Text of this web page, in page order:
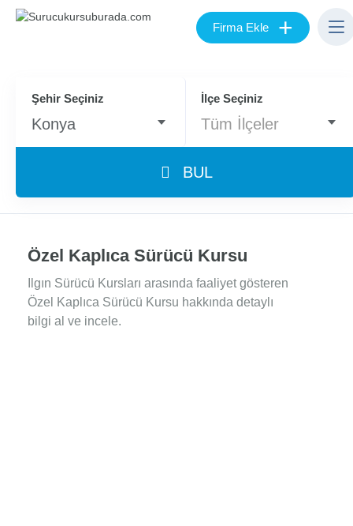
Firma Ekle +
Şehir Seçiniz
Konya
İlçe Seçiniz
Tüm İlçeler
BUL
Özel Kaplıca Sürücü Kursu
Ilgın Sürücü Kursları arasında faaliyet gösteren
Özel Kaplıca Sürücü Kursu hakkında detaylı
bilgi al ve incele.